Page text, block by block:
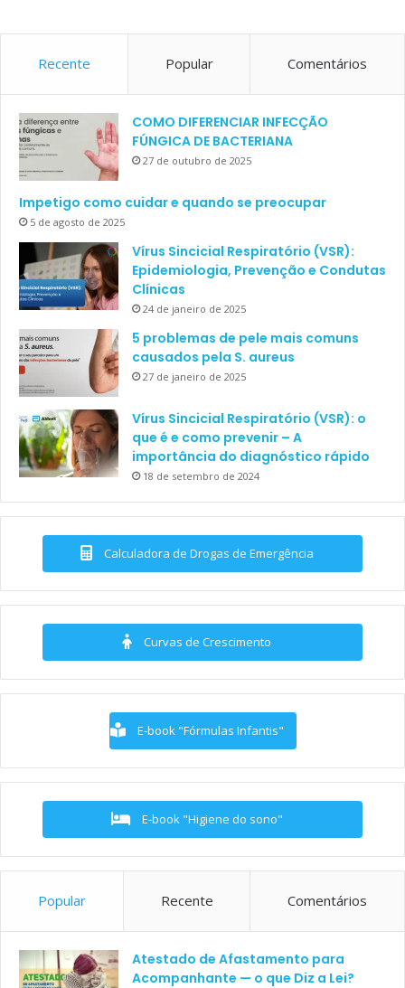
Recente Popular Comentários
COMO DIFERENCIAR INFECÇÃO
FÚNGICA DE BACTERIANA
27 de outubro de 2025
Impetigo como cuidar e quando se preocupar
5 de agosto de 2025
Vírus Sincicial Respiratório (VSR):
Epidemiologia, Prevenção e Condutas
Clínicas
24 de janeiro de 2025
5 problemas de pele mais comuns
causados pela S. aureus
27 de janeiro de 2025
Vírus Sincicial Respiratório (VSR): o
que é e como prevenir – A
importância do diagnóstico rápido
18 de setembro de 2024
Calculadora de Drogas de Emergência
Curvas de Crescimento
E-book "Fórmulas Infantis"
E-book "Higiene do sono"
Popular Recente Comentários
Atestado de Afastamento para
Acompanhante — o que Diz a Lei?